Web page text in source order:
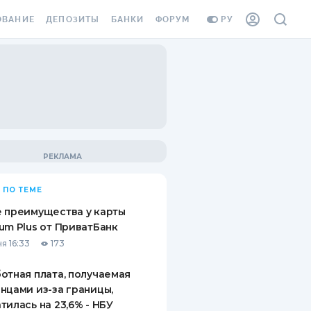
РУ
ВИНЬЕТКА
СОТРУДНИКОВ
ОТ
СЛУЧАЕВ
ДЕПОЗИТЫ
ВОПРОСЫ И ОТВЕТЫ
ПУТЕВОДИТЕЛИ ПО
БАНКИ ФОРУМ
ПО ТЕМЕ
преимущества у карты
Plus от ПриватБанк
16:33 173
плата, получаемая
из-за границы,
на 23,6% - НБУ